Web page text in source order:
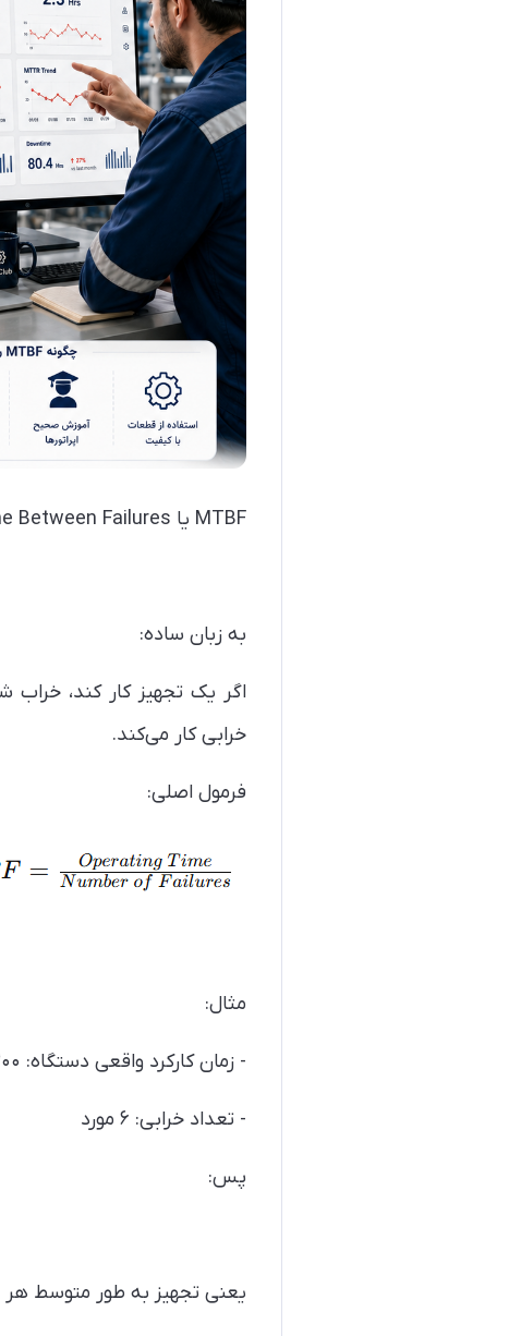
MTBF یا Mean Time Between Failures به معنی:
به زبان ساده:
خرابی کار می‌کند.
فرمول اصلی:
مثال:
- زمان کارکرد واقعی دستگاه: ۱۲۰۰ ساعت
- تعداد خرابی: ۶ مورد
پس:
یعنی تجهیز به طور متوسط هر ۲۰۰ ساعت یک‌بار دچار خرابی شده است.